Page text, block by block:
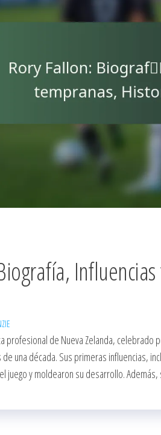
profesional de Nueva Zelanda,
una década. Sus primeras influencias,
juego y moldearon su desarrollo.